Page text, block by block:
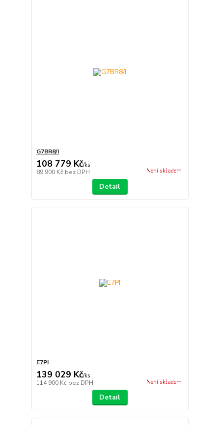
G7BR8/I
108 779 Kč/ks
89 900 Kč bez DPH Není skladem
Detail
E7PI
139 029 Kč/ks
114 900 Kč bez DPH Není skladem
Detail